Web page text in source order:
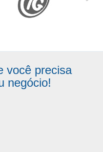
você precisa
negócio!